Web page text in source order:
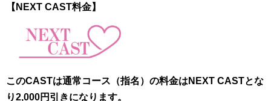
【NEXT CAST料金】
このCASTは通常コース（指名）の料金はNEXT CASTとな
り2,000円引きになります。